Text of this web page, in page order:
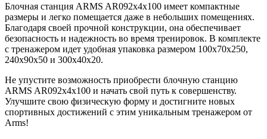
Блочная станция ARMS AR092х4х100 имеет компактные
размеры и легко помещается даже в небольших помещениях.
Благодаря своей прочной конструкции, она обеспечивает
безопасность и надежность во время тренировок. В комплекте
с тренажером идет удобная упаковка размером 100х70х250,
240х90х50 и 300х40х20.
Не упустите возможность приобрести блочную станцию
ARMS AR092х4х100 и начать свой путь к совершенству.
Улучшите свою физическую форму и достигните новых
спортивных достижений с этим уникальным тренажером от
Arms!